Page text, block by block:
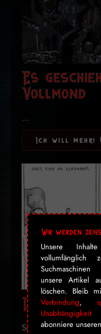
Es
Vollmond
...
Ich will mehr!
Drawing
Schön absurder
Wir werden
Unsere
vollumfänglich
unsere Artikel
löschen. Bleib
Verbindung,
abonniere